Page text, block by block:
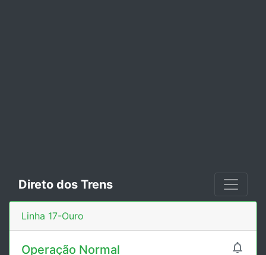
Direto dos Trens
Linha 17-Ouro

Operação Normal